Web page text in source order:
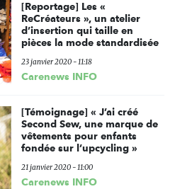
[Reportage] Les «
ReCréateurs », un atelier
d’insertion qui taille en
pièces la mode standardisée
23 janvier 2020 - 11:18
Carenews INFO
[Témoignage] « J’ai créé
Second Sew, une marque de
vêtements pour enfants
fondée sur l’upcycling »
21 janvier 2020 - 11:00
Carenews INFO